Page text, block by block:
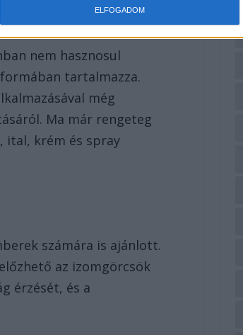
ELFOGADOM
nem hasznosul
tartalmazza.
még
Ma már rengeteg
ital, krém és spray
számára is ajánlott.
az izomgörcsök
érzését, és a